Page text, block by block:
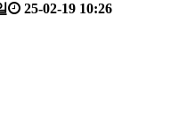
25-02-19 10:26